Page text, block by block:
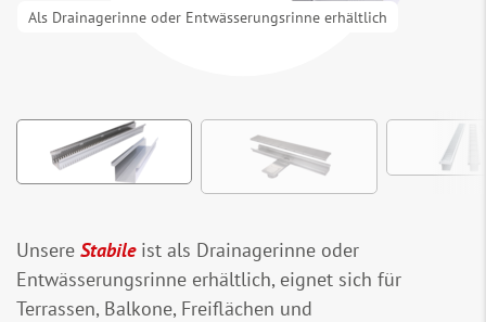
Unsere Stabileist als Drainagerinne oder
Entwässerungsrinne erhältlich, eignet sich für
Terrassen, Balkone, Freiflächen und
Als Drainagerinne oder Entwässerungsrinne erhältlich